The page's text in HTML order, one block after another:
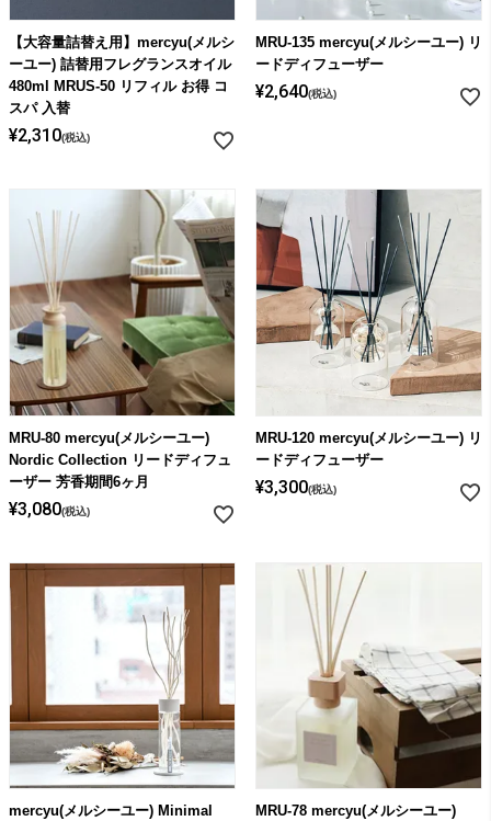
【大容量詰替え用】mercyu(メルシ
ーユー) 詰替用フレグランスオイル
480ml MRUS-50 リフィル お得 コ
スパ 入替
¥2,310 税込
MRU-135 mercyu(メルシーユー) リ
ードディフューザー
¥2,640 税込
MRU-80 mercyu(メルシーユー)
Nordic Collection リードディフュ
ーザー 芳香期間6ヶ月
¥3,080 税込
MRU-120 mercyu(メルシーユー) リ
ードディフューザー
¥3,300 税込
mercyu(メルシーユー) Minimal
MRU-78 mercyu(メルシーユー)